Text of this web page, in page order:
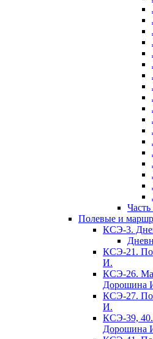
Полевые и
КСЭ-3.
КСЭ-21.
И.
КСЭ-26.
Дорошина
КСЭ-27.
И.
КСЭ-39,
Дорошина